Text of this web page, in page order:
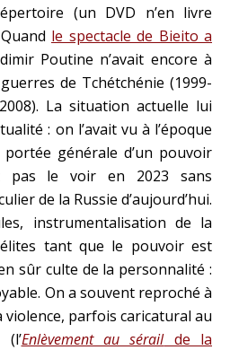
(un DVD n’en livre
le spectacle de Bieito a
Poutine n’avait encore à
de Tchétchénie (1999-
La situation actuelle lui
: on l’avait vu à l’époque
générale d’un pouvoir
pas le voir en 2023 sans
de la Russie d’aujourd’hui.
instrumentalisation de la
tant que le pouvoir est
sûr culte de la personnalité :
On a souvent reproché à
parfois caricatural au
Enlèvement au sérailde la